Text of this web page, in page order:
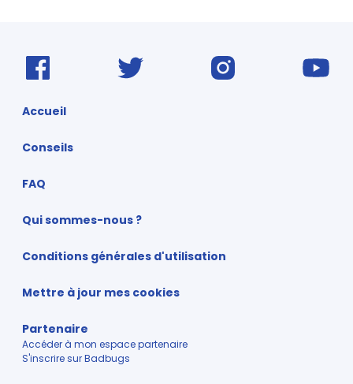
Accueil
Conseils
FAQ
Qui sommes-nous ?
Conditions générales d'utilisation
Mettre à jour mes cookies
Partenaire
Accéder à mon espace partenaire
S'inscrire sur Badbugs